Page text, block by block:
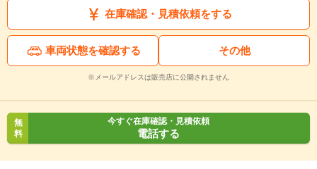
在庫確認・見積依頼をする
車両状態を確認する その他
※メールアドレスは販売店に公開されません
無
料
今すぐ在庫確認・見積依頼
電話する